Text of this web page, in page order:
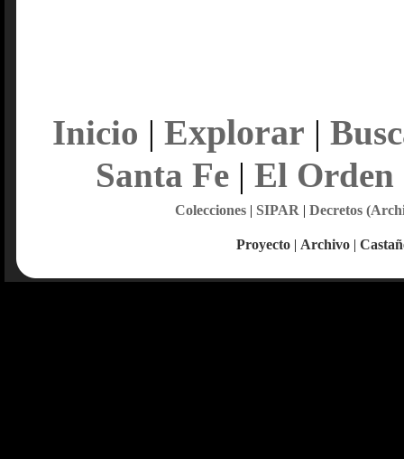
Inicio | Explorar |
Santa Fe| El Orden
Colecciones| SIPAR | Decretos
Proyecto | Archivo |